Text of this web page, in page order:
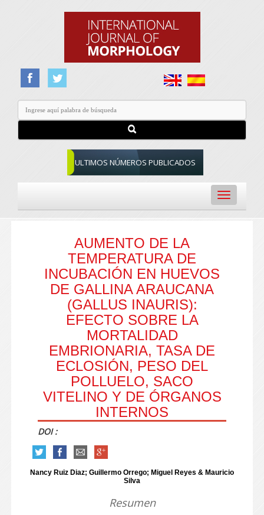
ULTIMOS NÚMEROS PUBLICADOS
Toggle
navigation
AUMENTO DE LA
TEMPERATURA DE
INCUBACIÓN EN HUEVOS
DE GALLINA ARAUCANA
(GALLUS INAURIS):
EFECTO SOBRE LA
MORTALIDAD
EMBRIONARIA, TASA DE
ECLOSIÓN, PESO DEL
POLLUELO, SACO
VITELINO Y DE ÓRGANOS
INTERNOS
DOI :
Nancy Ruiz Diaz; Guillermo Orrego; Miguel Reyes & Mauricio
Silva
Resumen